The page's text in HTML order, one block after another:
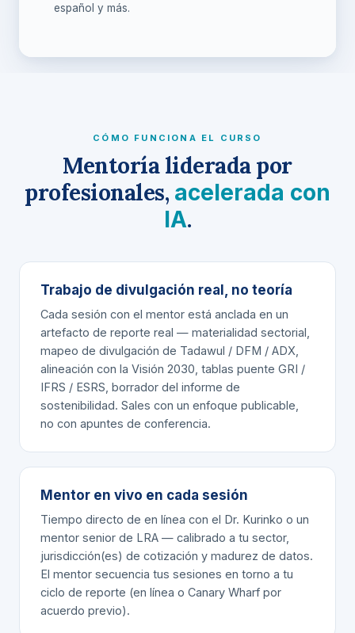
español y más.
CÓMO FUNCIONA EL CURSO
Mentoría liderada por
profesionales, acelerada con
IA.
Trabajo de divulgación real, no teoría
Cada sesión con el mentor está anclada en un
artefacto de reporte real — materialidad sectorial,
mapeo de divulgación de Tadawul / DFM / ADX,
alineación con la Visión 2030, tablas puente GRI /
IFRS / ESRS, borrador del informe de
sostenibilidad. Sales con un enfoque publicable,
no con apuntes de conferencia.
Mentor en vivo en cada sesión
Tiempo directo de en línea con el Dr. Kurinko o un
mentor senior de LRA — calibrado a tu sector,
jurisdicción(es) de cotización y madurez de datos.
El mentor secuencia tus sesiones en torno a tu
ciclo de reporte (en línea o Canary Wharf por
acuerdo previo).